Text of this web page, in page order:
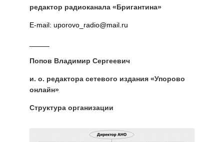
редактор радиоканала «Бригантина»
E-mail: uporovo_radio@mail.ru
Попов Владимир Сергеевич
и. о. редактора сетевого издания «Упорово
онлайн»
Структура организации